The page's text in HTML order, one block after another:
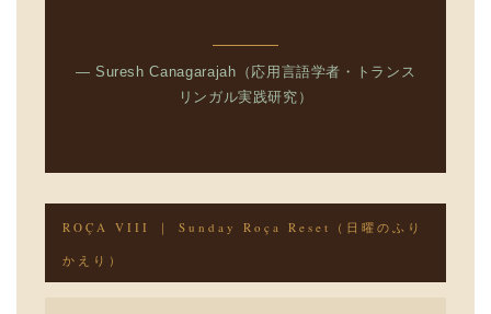
— Suresh Canagarajah（応用言語学者・トランス
リンガル実践研究）
ROÇA VIII ｜ Sunday Roça Reset（日曜のふり
かえり）